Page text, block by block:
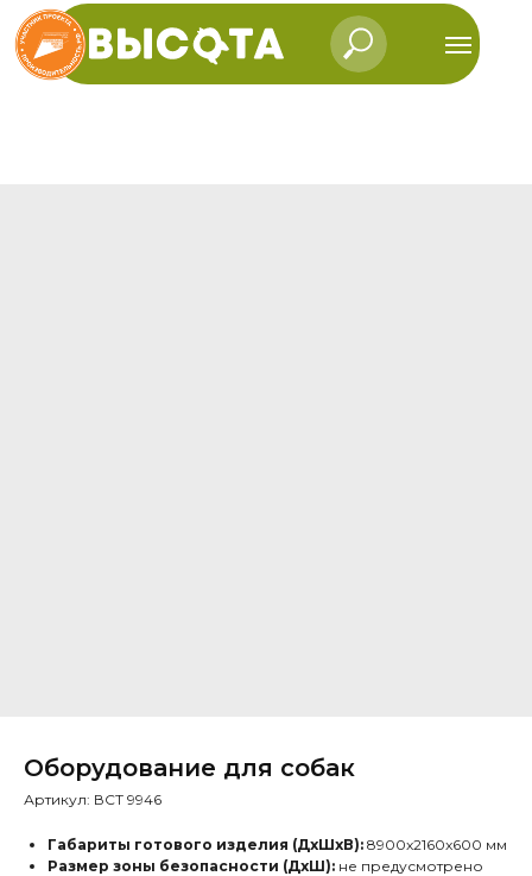
Оборудование для собак
Артикул: ВСТ 9946
Габариты готового изделия (ДхШхВ): 8900x2160x600 мм
Размер зоны безопасности (ДхШ): не предусмотрено